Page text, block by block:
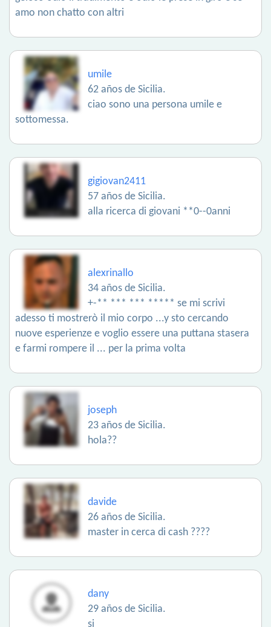
amo non chatto con altri
umile
62 años de Sicilia.
ciao sono una persona umile e
sottomessa.
gigiovan2411
57 años de Sicilia.
alla ricerca di giovani **0--0anni
alexrinallo
34 años de Sicilia.
+-** *** *** ***** se mi scrivi
adesso ti mostrerò il mio corpo ...y sto cercando
nuove esperienze e voglio essere una puttana stasera
e farmi rompere il ... per la prima volta
joseph
23 años de Sicilia.
hola??
davide
26 años de Sicilia.
master in cerca di cash ????
dany
29 años de Sicilia.
si